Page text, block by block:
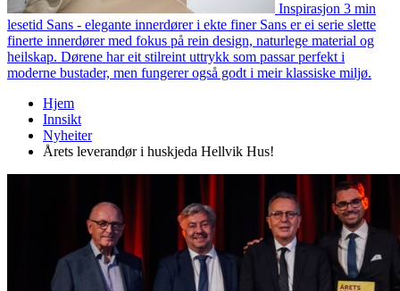
Inspirasjon 3 min
lesetid Sans - elegante innerdører i ekte finer Sans er ei serie slette
finerte innerdører med fokus på rein design, naturlege material og
heilskap. Dørene har eit stilreint uttrykk som passar perfekt i
moderne bustader, men fungerer også godt i meir klassiske miljø.
Hjem
Innsikt
Nyheiter
Årets leverandør i huskjeda Hellvik Hus!